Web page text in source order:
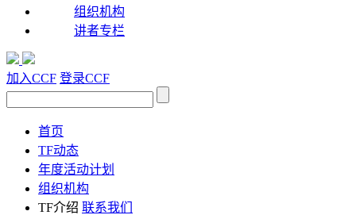
组织机构
讲者专栏
加入CCF 登录CCF
首页
TF动态
年度活动计划
组织机构
TF介绍 联系我们